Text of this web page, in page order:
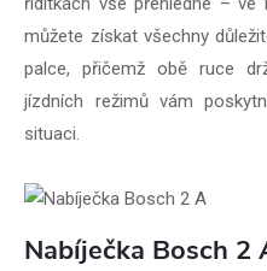
můžete získat všechny
palce, přičemž obě ruce
jízdních režimů vám
situaci.
Nabíječka Bosch 2